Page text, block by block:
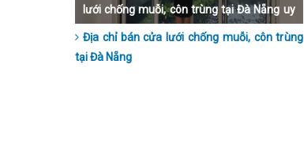
lưới chống muỗi, côn trùng tại Đà Nẵng uy
tín nhất hiện nay.
Địa chỉ bán cửa lưới chống muỗi, côn trùng
tại Đà Nẵng